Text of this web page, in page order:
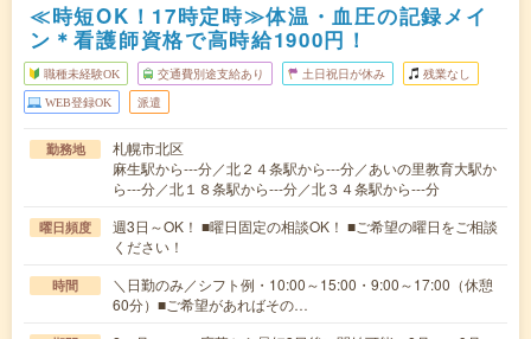
≪時短OK！17時定時≫体温・血圧の記録メイ
ン＊看護師資格で高時給1900円！
職種未経験OK 交通費別途支給あり 土日祝日が休み 残業なし
WEB登録OK 派遣
勤務地
札幌市北区
麻生駅から---分／北２４条駅から---分／あいの里教育大駅か
ら---分／北１８条駅から---分／北３４条駅から---分
曜日頻度
週3日～OK！ ■曜日固定の相談OK！ ■ご希望の曜日をご相談
ください！
時間
＼日勤のみ／シフト例・10:00～15:00・9:00～17:00（休憩
60分）■ご希望があればその…